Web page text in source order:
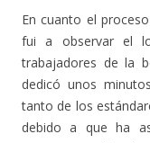
En cuanto el
fui a observar el
trabajadores de la
dedicó unos
tanto de los
debido a que ha